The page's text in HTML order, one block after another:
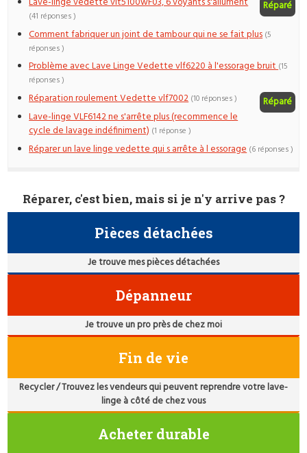
Réparé
(41 réponses )
Comment fabriquer un joint de tambour qui ne se fait plus (5
réponses )
Problème avec Lave Linge Vedette vlf6220 à l'essorage bruit(15
réponses )
Réparation roulement Vedette vlf7002 Réparé
(10 réponses )
Lave-linge VLF6142 ne s'arrête plus (recommence le
cycle de lavage indéfiniment) (1 réponse )
Réparer un lave linge vedette qui s arrête à l essorage (6 réponses )
Réparer, c'est bien, mais si je n'y arrive pas ?
Pièces détachées
Je trouve mes pièces détachées
Dépanneur
Je trouve un pro près de chez moi
Fin de vie
Recycler / Trouvez les vendeurs qui peuvent reprendre votre lave-
linge à côté de chez vous
Acheter durable